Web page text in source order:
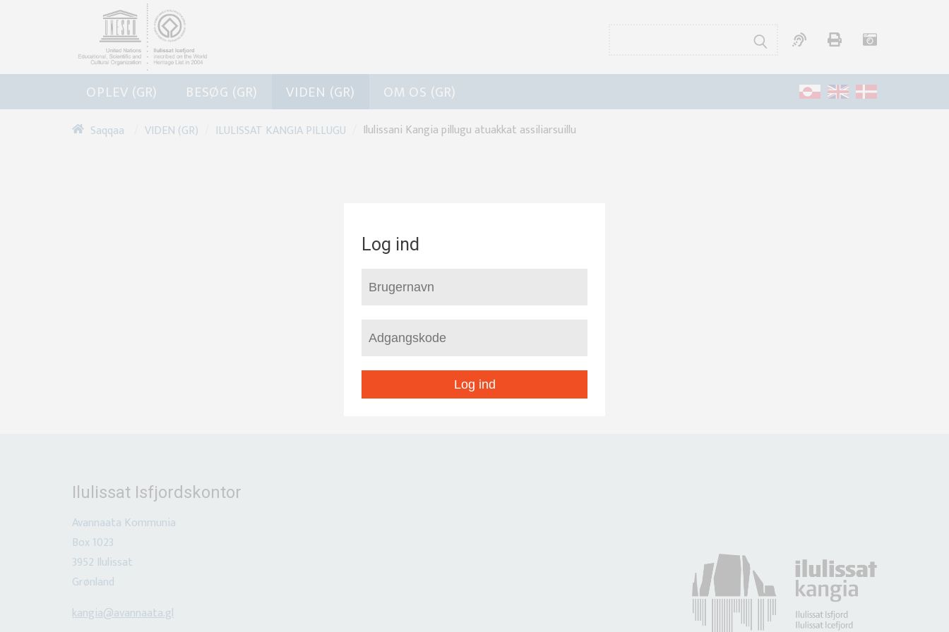
OPLEV (GR) BESØG (GR) VIDEN (GR) OM OS (GR)
Saqqaa VIDEN (GR) ILULISSAT KANGIA PILLUGU Ilulissani Kangia pillugu atuakkat assiliarsuillu
Log ind
Log ind
Ilulissat Isfjordskontor
Avannaata Kommunia
Box 1023
3952 Ilulissat
Grønland
kangia@avannaata.gl